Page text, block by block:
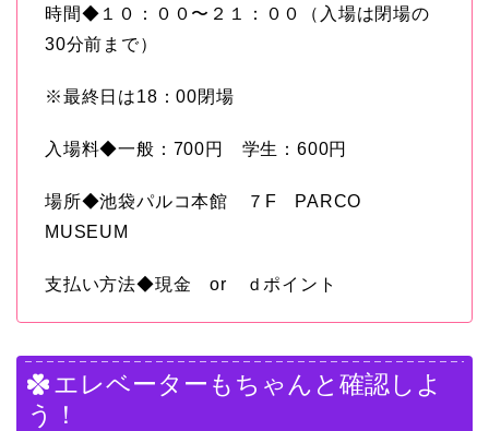
時間◆１０：００〜２１：００（入場は閉場の
30分前まで）
※最終日は18：00閉場
入場料◆一般：700円 学生：600円
場所◆池袋パルコ本館 ７F PARCO
MUSEUM
支払い方法◆現金 or ｄポイント
エレベーターもちゃんと確認しよ
う！